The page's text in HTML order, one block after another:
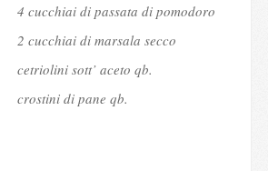
di passata di pomodoro
di marsala secco
sott’ aceto qb.
di pane qb.